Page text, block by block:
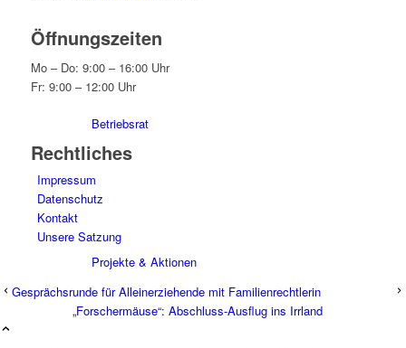
Betriebsrat
Projekte & Aktionen
Öffnungszeiten
Mo – Do: 9:00 – 16:00 Uhr
Fr: 9:00 – 12:00 Uhr
Rechtliches
Impressum
Datenschutz
Kontakt
Unsere Satzung
Gesprächsrunde für Alleinerziehende mit Familienrechtlerin
„Forschermäuse“: Abschluss-Ausflug ins Irrland